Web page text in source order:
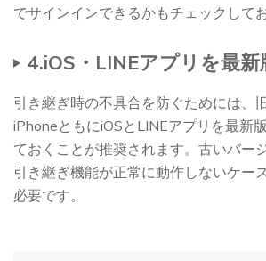
でサインインできるかもチェックして
4.iOS・LINEアプリを最新
引き継ぎ時の不具合を防ぐためには、
iPhoneともにiOSとLINEアプリを最新
ておくことが推奨されます。古いバー
引き継ぎ機能が正常に動作しないケー
必要です。